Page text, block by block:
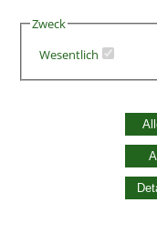
Zweck
Wesentlich
AGB
Vertrag widerrufen
Zahlung und Versand
Batterieentsorgung
Widerruf Cookie-